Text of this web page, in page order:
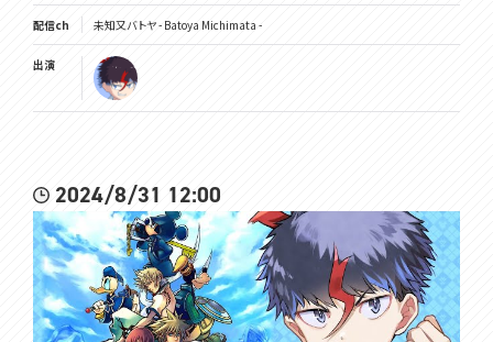
配信ch 未知又バトヤ - Batoya Michimata -
出演
2024/8/31 12:00